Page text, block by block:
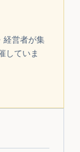
経営者が集
していま